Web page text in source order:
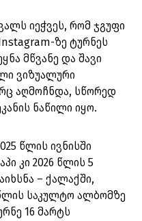
იეჭვეს, რომ ჯგუფი
ზე ტურნეს
მწვანე და შავი
ვიზუალური
აღმოჩნდა, სწორედ
ნაწილი იყო.
წლის ივნისში
კი 2026 წლის 5
– ქალაქში,
საკულტო ალბომზე
16 მარტს